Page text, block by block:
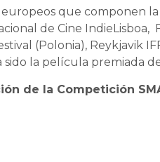
que componen
de Cine IndieLisboa,
(Polonia), Reykjavik
la película premiada
de la Competición